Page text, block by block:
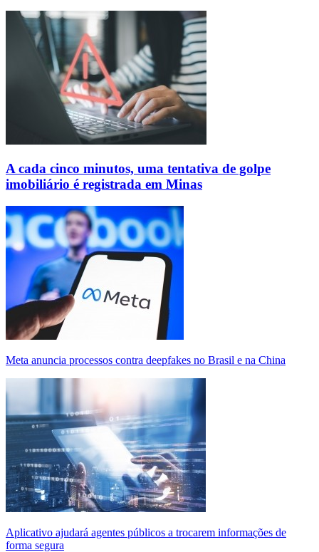
A cada cinco minutos, uma tentativa de golpe
imobiliário é registrada em Minas
Meta anuncia processos contra deepfakes no Brasil e na China
Aplicativo ajudará agentes públicos a trocarem informações de
forma segura